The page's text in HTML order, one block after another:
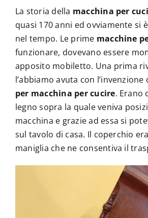
Piedini
Blog
La storia della macchina per
quasi 170 anni ed ovviamente si
nel tempo. Le prime macchine
funzionare, dovevano essere
apposito mobiletto. Una prima
l’abbiamo avuta con
per macchina per cucire. Erano
legno sopra la quale veniva
macchina e grazie ad essa si
sul tavolo di casa. Il coperchio
maniglia che ne consentiva il